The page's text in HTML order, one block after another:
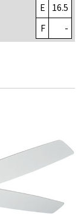
E
16.5
F
-